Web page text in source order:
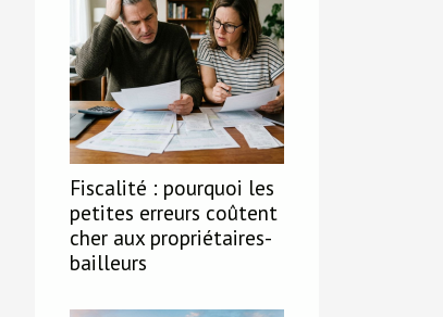
Fiscalité : pourquoi les
petites erreurs coûtent
cher aux propriétaires-
bailleurs